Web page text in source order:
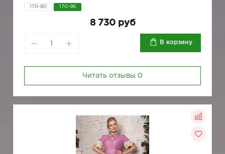
170-80 170-96
8 730 руб
В корзину
Читать отзывы 0